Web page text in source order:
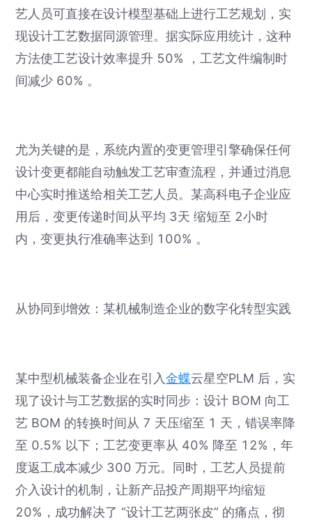
艺人员可直接在设计模型基础上进行工艺规划，实
现设计工艺数据同源管理。据实际应用统计，这种
方法使工艺设计效率提升 50% ，工艺文件编制时
间减少 60% 。
尤为关键的是，系统内置的变更管理引擎确保任何
设计变更都能自动触发工艺审查流程，并通过消息
中心实时推送给相关工艺人员。某高科电子企业应
用后，变更传递时间从平均 3天 缩短至 2小时
内，变更执行准确率达到 100% 。
从协同到增效：某机械制造企业的数字化转型实践
某中型机械装备企业在引入金蝶云星空PLM 后，实
现了设计与工艺数据的实时同步：设计 BOM 向工
艺 BOM 的转换时间从 7 天压缩至 1 天，错误率降
至 0.5% 以下；工艺变更率从 40% 降至 12%，年
度返工成本减少 300 万元。同时，工艺人员提前
介入设计的机制，让新产品投产周期平均缩短
20%，成功解决了 “设计工艺两张皮” 的痛点，彻